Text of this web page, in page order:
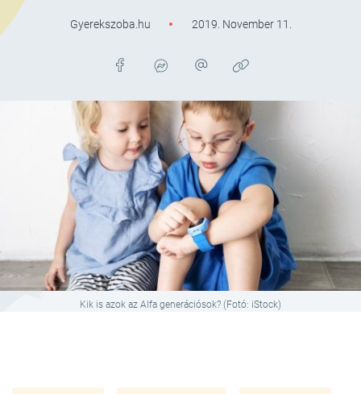
Gyerekszoba.hu 2019. November 11.
Kik is azok az Alfa generációsok? (Fotó: iStock)